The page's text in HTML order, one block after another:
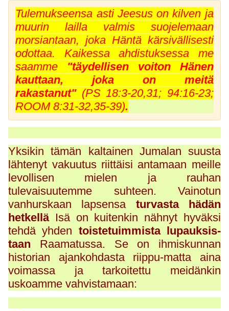
Tulemukseensa asti Jeesus on kilven ja
muurin lailla valmis suojelemaan
morsiantaan, joka Häntä kärsivällisesti
odottaa. Kaikessa ahdistuksessa me
saamme "täydellisen voiton Hänen
kauttaan, joka on meitä
rakastanut" (PS 18:3-20,31; 94:16-23;
ROOM 8:31-32,35-39).
Yksikin tämän kaltainen Jumalan suusta
lähtenyt vakuutus riittäisi antamaan meille
levollisen mielen ja rauhan
tulevaisuutemme suhteen. Vainotun
vanhurskaan lapsensa turvasta
hädän
hetkellä Isä on kuitenkin nähnyt hyväksi
tehdä yhden toistetuimmista lupauksis-
taan Raamatussa. Se on ihmiskunnan
historian ajankohdasta riippu-matta aina
voimassa ja tarkoitettu meidänkin
uskoamme vahvistamaan: